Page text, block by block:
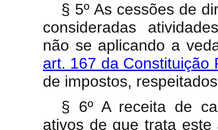
§ 5º As cessões de
consideradas
não se aplicando a
art. 167 da Constituição
de impostos,
§ 6º A receita de
ativos de que trata